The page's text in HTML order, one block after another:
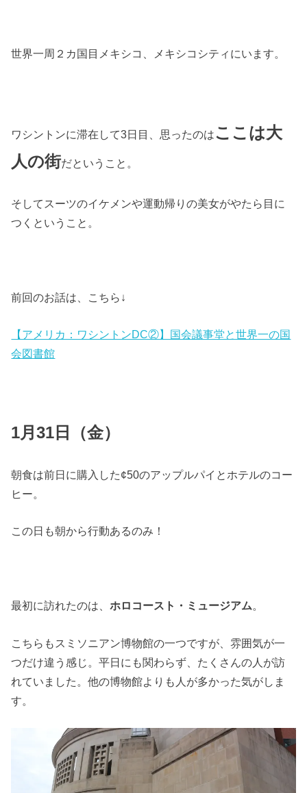
世界一周２カ国目メキシコ、メキシコシティにいます。
ワシントンに滞在して3日目、思ったのはここは大
人の街だということ。
そしてスーツのイケメンや運動帰りの美女がやたら目に
つくということ。
前回のお話は、こちら↓
【アメリカ：ワシントンDC②】国会議事堂と世界一の国
会図書館
1月31日（金）
朝食は前日に購入した¢50のアップルパイとホテルのコー
ヒー。
この日も朝から行動あるのみ！
最初に訪れたのは、ホロコースト・ミュージアム。
こちらもスミソニアン博物館の一つですが、雰囲気が一
つだけ違う感じ。平日にも関わらず、たくさんの人が訪
れていました。他の博物館よりも人が多かった気がしま
す。